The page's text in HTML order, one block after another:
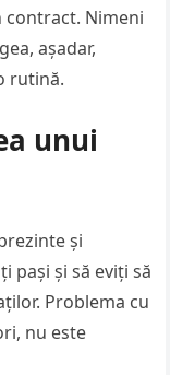
contract. Nimeni
așadar,
rutină.
unui
și
pași și să eviți să
Problema cu
nu este